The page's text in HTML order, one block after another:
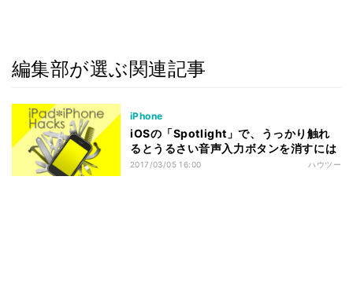
編集部が選ぶ関連記事
iPhone
iOSの「Spotlight」で、うっかり触れ
るとうるさい音声入力ボタンを消すには
2017/03/05 16:00 ハウツー